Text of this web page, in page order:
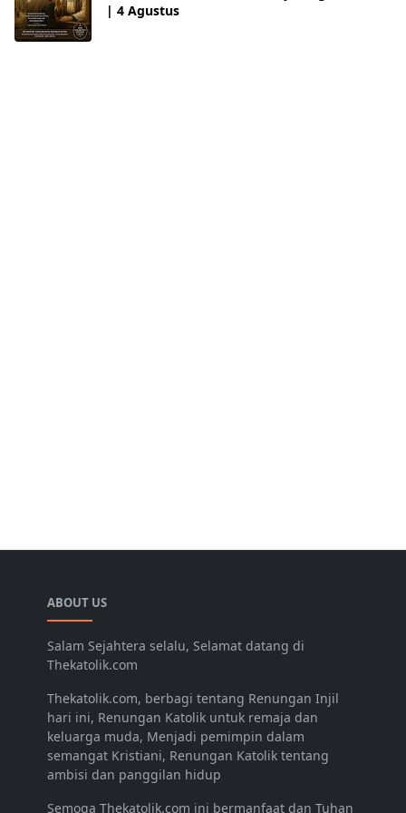
| 4 Agustus
ABOUT US
Salam Sejahtera selalu, Selamat datang di
Thekatolik.com
Thekatolik.com, berbagi tentang Renungan Injil
hari ini, Renungan Katolik untuk remaja dan
keluarga muda, Menjadi pemimpin dalam
semangat Kristiani, Renungan Katolik tentang
ambisi dan panggilan hidup
Semoga Thekatolik.com ini bermanfaat dan Tuhan